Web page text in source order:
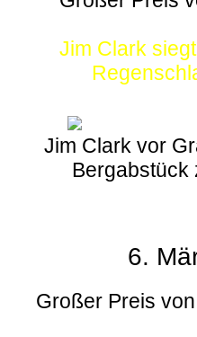
Jim Clark
Jim Clark vor
Bergabstück
6.
Großer Preis